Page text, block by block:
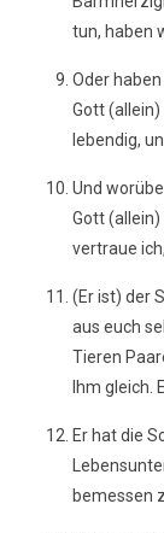
tun, haben
Oder
Gott
lebendig,
Und
Gott (allein)
vertraue
(Er ist) der
aus euch
Tieren
Ihm gleich.
Er hat die
bemessen